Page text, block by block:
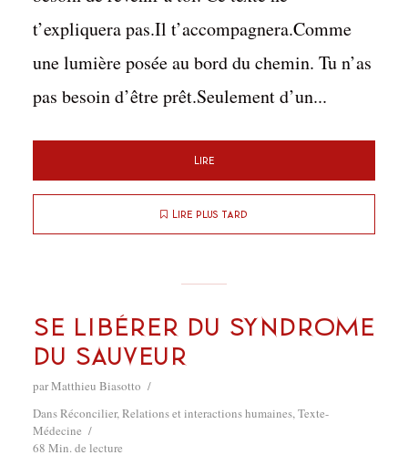
t’expliquera pas.Il t’accompagnera.Comme
une lumière posée au bord du chemin. Tu n’as
pas besoin d’être prêt.Seulement d’un...
Lire
Lire plus tard
Se libérer du syndrome
du sauveur
parMatthieu Biasotto
DansRéconcilier,Relations et interactions humaines,Texte-
Médecine
68 Min. de lecture